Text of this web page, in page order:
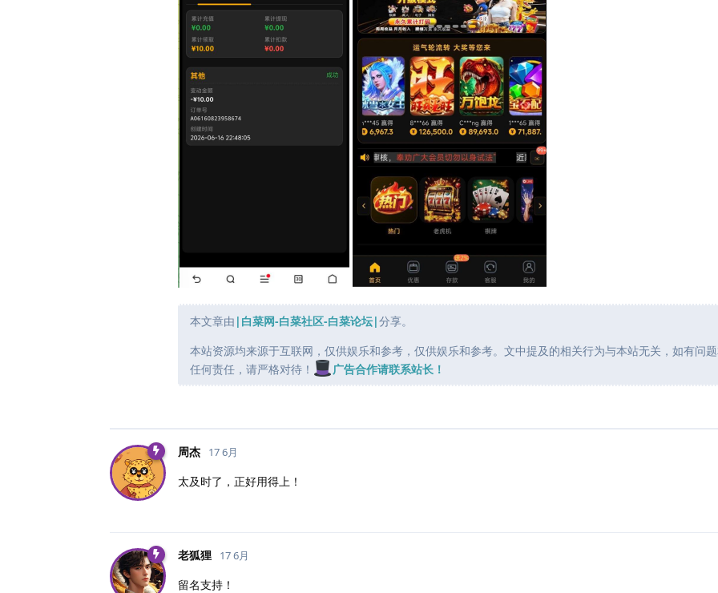
本文章由 |白菜网-白菜社区-白菜论坛|分享。
本站资源均来源于互联网，仅供娱乐和参考，仅供娱乐和参考。文中提及的相关行为与本站无关，如有问
任何责任，请严格对待！
广告合作请联系站长！
周杰 17 6月
太及时了，正好用得上！
老狐狸 17 6月
留名支持！